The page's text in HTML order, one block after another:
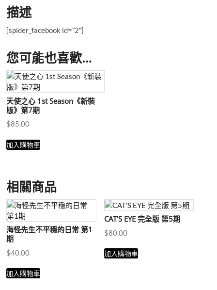
12
期
盒
裝
量
描述
[spider_facebook id=”2″]
您可能也喜歡…
天使之心 1st Season《新裝
版》第7期
$85.00
加入購物車
相關商品
海怪先生不平穏的日常 第1
期
$40.00
加入購物車
CAT’S EYE 完全版 第5期
$80.00
加入購物車